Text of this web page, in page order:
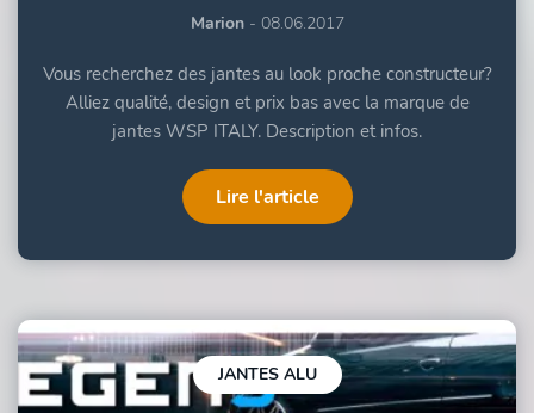
Marion - 08.06.2017
Vous recherchez des jantes au look proche constructeur?
Alliez qualité, design et prix bas avec la marque de
jantes WSP ITALY. Description et infos.
Lire l'article
JANTES ALU